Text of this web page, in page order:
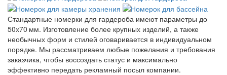
Стандартные номерки для гардероба имеют параметры до
50х70 мм. Изготовление более крупных изделий, а также
необычных форм и стилей оговаривается в индивидуальном
порядке. Мы рассматриваем любые пожелания и требования
заказчика, чтобы воссоздать статус и максимально
эффективно передать рекламный посыл компании.